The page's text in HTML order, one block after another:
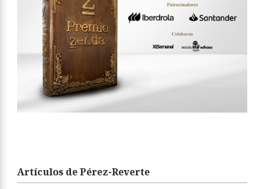
Artículos de Pérez-Reverte